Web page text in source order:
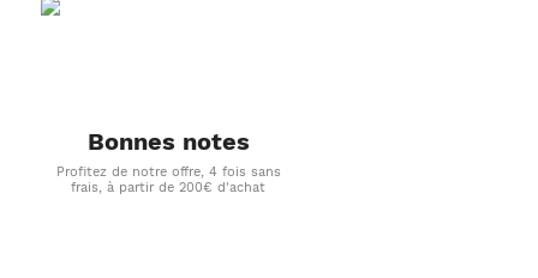
Bonnes notes
Profitez de notre offre, 4 fois sans
frais, à partir de 200€ d'achat